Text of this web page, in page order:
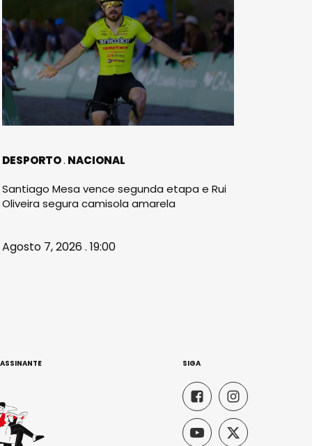
DESPORTO NACIONAL
Santiago Mesa vence segunda etapa e Rui
Oliveira segura camisola amarela
Agosto 7, 2026 . 19:00
SIGA